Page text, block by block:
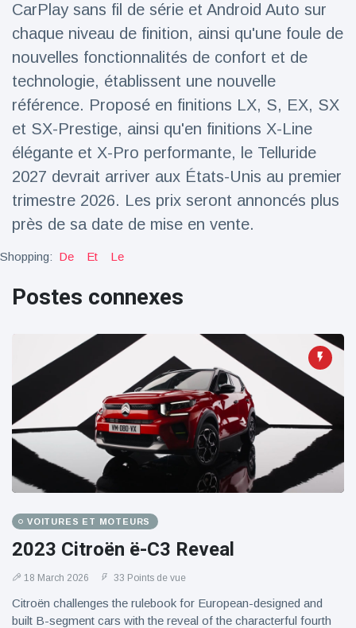
CarPlay sans fil de série et Android Auto sur
chaque niveau de finition, ainsi qu'une foule de
nouvelles fonctionnalités de confort et de
technologie, établissent une nouvelle
référence. Proposé en finitions LX, S, EX, SX
et SX-Prestige, ainsi qu'en finitions X-Line
élégante et X-Pro performante, le Telluride
2027 devrait arriver aux États-Unis au premier
trimestre 2026. Les prix seront annoncés plus
près de sa date de mise en vente.
Shopping: De Et Le
Postes connexes
VOITURES ET MOTEURS
2023 Citroën ë-C3 Reveal
18 March 2026 33 Points de vue
Citroën challenges the rulebook for European-designed and
built B-segment cars with the reveal of the characterful fourth